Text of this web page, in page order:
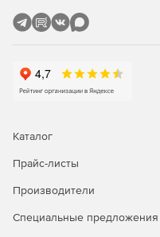
Каталог
Прайс-листы
Производители
Специальные предложения